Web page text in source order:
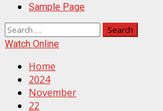
Sample Page
Search
for:
Watch Online
Home
2024
November
22